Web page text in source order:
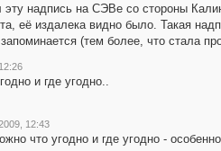
надпись на СЭВе со стороны
её издалека видно было. Такая
(тем более, что стала
и где угодно..
12:43
что угодно и где угодно -